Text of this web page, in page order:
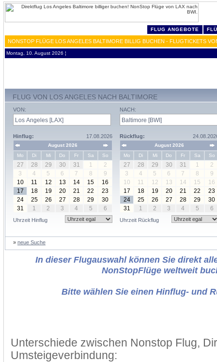
FLUG ANGEBOTE
NONSTOP FLÜGE LOS ANGELES BALTIMORE BILLIG BUCHEN - FLUGTICKETS
Montag, 10. August 2026 ¦
FLUG VON LOS ANGELES NACH BALTIMORE
VON:
Hinflug: 17.08.2026
August 2026
Mo
Di Mi Do Fr Sa So
27 28 29 30 31 1
2
3
4 5 6 7 8
9
10
11 12 13 14 15
16
17
18 19 20 21 22
23
24
25 26 27 28 29
30
31
1 2 3 4 5 6
Uhrzeit Hinflug
NACH:
Rückflug:
August 2026
Mo
Di Mi Do Fr Sa So
27 28 29 30 31 1
2
3
4 5 6 7 8
9
10
11 12 13 14 15
16
17
18 19 20 21 22
23
24
25 26 27 28 29
30
31
1 2 3 4 5 6
Uhrzeit Rückflug
» neue Suche
In dieser Flugauswahl können Sie direkt
NonStopFlüge weltweit
Bitte wählen Sie einen Hinflug- und
Unterschiede zwischen Nonstop Flug,
Umsteigeverbindung: